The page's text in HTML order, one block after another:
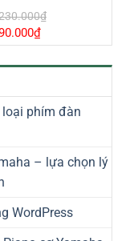
₫
₫Giá
hiện
tại
7.990.000₫.
phím đàn
– lựa chọn lý
WordPress